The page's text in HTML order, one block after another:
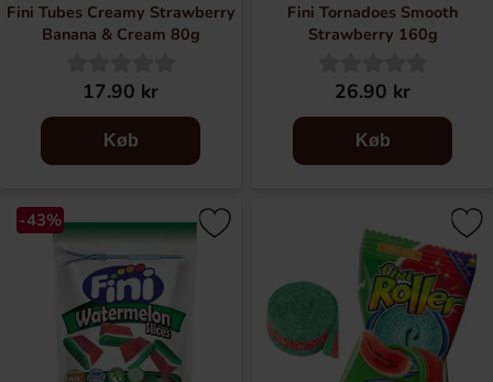
Fini Tubes Creamy Strawberry
Banana & Cream 80g
17.90 kr
Køb
Fini Tornadoes Smooth
Strawberry 160g
26.90 kr
Køb
-43%